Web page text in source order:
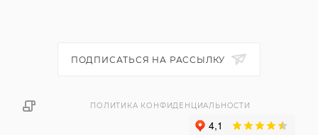
ПОДПИСАТЬСЯ НА РАССЫЛКУ
ПОЛИТИКА КОНФИДЕНЦИАЛЬНОСТИ